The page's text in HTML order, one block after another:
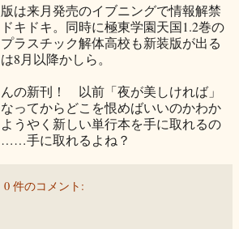
は来月発売のイブニングで情報解禁
キドキ。同時に極東学園天国1.2巻の
ラスチック解体高校も新装版が出る
8月以降かしら。
の新刊！ 以前「夜が美しければ」
ってからどこを恨めばいいのかわか
うやく新しい単行本を手に取れるの
手に取れるよね？
0 件のコメント: